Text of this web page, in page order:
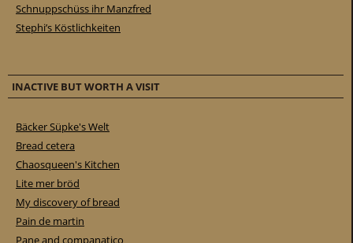
Schnuppschüss ihr Manzfred
Stephi’s Köstlichkeiten
INACTIVE BUT WORTH A VISIT
Bäcker Süpke's Welt
Bread cetera
Chaosqueen's Kitchen
Lite mer bröd
My discovery of bread
Pain de martin
Pane and companatico